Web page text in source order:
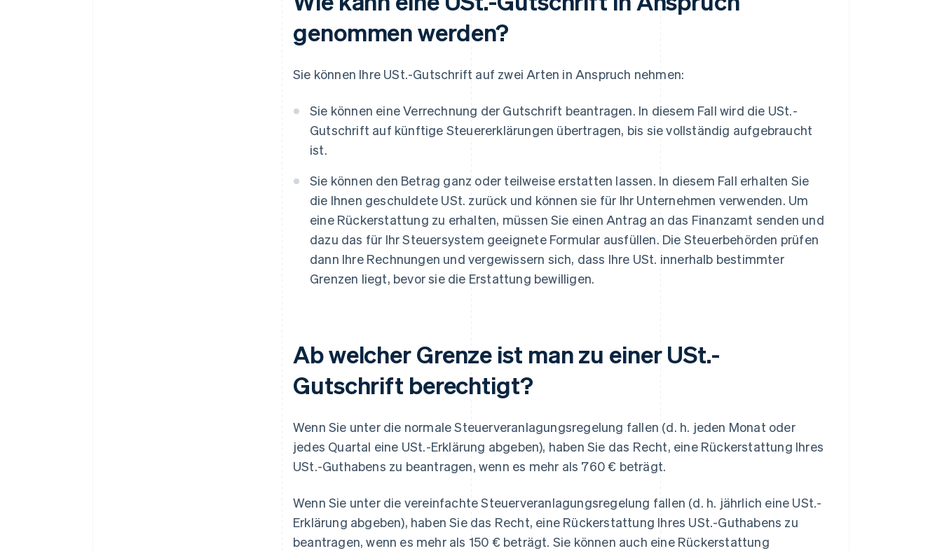
genommen werden?
Sie können Ihre USt.-Gutschrift auf zwei Arten in Anspruch nehmen:
Sie können eine Verrechnung der Gutschrift beantragen. In diesem Fall wird die USt.-
Gutschrift auf künftige Steuererklärungen übertragen, bis sie vollständig aufgebraucht
ist.
Sie können den Betrag ganz oder teilweise erstatten lassen. In diesem Fall erhalten Sie
die Ihnen geschuldete USt. zurück und können sie für Ihr Unternehmen verwenden. Um
eine Rückerstattung zu erhalten, müssen Sie einen Antrag an das Finanzamt senden und
dazu das für Ihr Steuersystem geeignete Formular ausfüllen. Die Steuerbehörden prüfen
dann Ihre Rechnungen und vergewissern sich, dass Ihre USt. innerhalb bestimmter
Grenzen liegt, bevor sie die Erstattung bewilligen.
Ab welcher Grenze ist man zu einer USt.-
Gutschrift berechtigt?
Wenn Sie unter die normale Steuerveranlagungsregelung fallen (d. h. jeden Monat oder
jedes Quartal eine USt.-Erklärung abgeben), haben Sie das Recht, eine Rückerstattung Ihres
USt.-Guthabens zu beantragen, wenn es mehr als 760 € beträgt.
Wenn Sie unter die vereinfachte Steuerveranlagungsregelung fallen (d. h. jährlich eine USt.-
Erklärung abgeben), haben Sie das Recht, eine Rückerstattung Ihres USt.-Guthabens zu
beantragen, wenn es mehr als 150 € beträgt. Sie können auch eine Rückerstattung